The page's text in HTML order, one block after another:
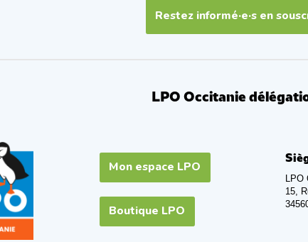
Restez informé·e·s en
LPO Occitanie
Mon espace LPO
Boutique LPO
LPO
15,